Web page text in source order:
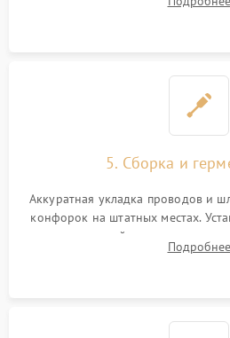
дорожек. Очистка контактов и
5. Сборка и
Аккуратная укладка проводов и
конфорок на штатных местах.
проверкой равномерности
термостойкого герметика или
Подробнее